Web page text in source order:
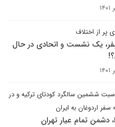
پر از اختلاف
یک نشست و اتحادی در حال
ششمین سالگرد کودتای ترکیه و در
سفر اردوغان به ایران
دشمن تمام عیار تهران